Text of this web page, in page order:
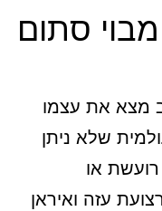
סתום
מצא את עצמו
שלא ניתן
או
עזה ואיראן